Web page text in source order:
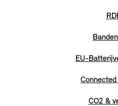
EU-
Connected
CO2 &